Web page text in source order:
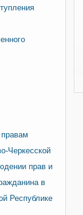
Черкесской
прав и
в
Республике